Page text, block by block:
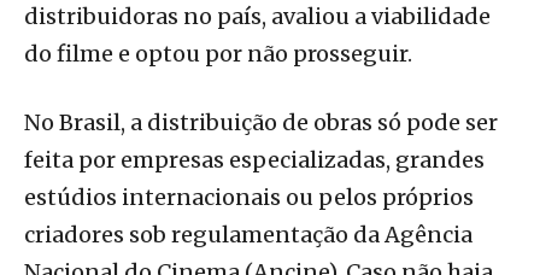
distribuidoras no país, avaliou a viabilidade
do filme e optou por não prosseguir.
No Brasil, a distribuição de obras só pode ser
feita por empresas especializadas, grandes
estúdios internacionais ou pelos próprios
criadores sob regulamentação da Agência